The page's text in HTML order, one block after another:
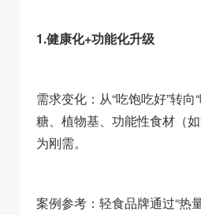
1.健康化+功能化升级
需求变化：从“吃饱吃好”转向
糖、植物基、功能性食材（
为刚需。
案例参考：轻食品牌通过“热